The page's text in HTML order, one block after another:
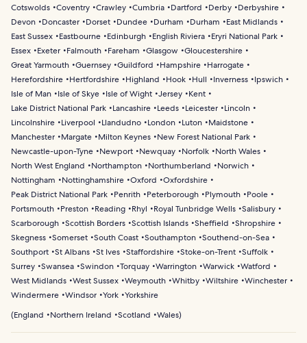
Cotswolds Coventry Crawley Cumbria Dartford Derby
Derbyshire
Devon
Doncaster Dorset Dundee Durham Durham
East Midlands
East Sussex
Eastbourne Edinburgh English Riviera
Eryri National Park
Essex
Exeter Falmouth Fareham Glasgow
Gloucestershire
Great Yarmouth Guernsey Guildford Hampshire
Harrogate
Herefordshire
Hertfordshire Highland Hook Hull Inverness
Ipswich
Isle of Man
Isle of Skye Isle of Wight Jersey
Kent
Lake District National Park
Lancashire Leeds Leicester
Lincoln
Lincolnshire
Liverpool Llandudno London Luton
Maidstone
Manchester
Margate Milton Keynes
New Forest National Park
Newcastle-upon-Tyne
Newport Newquay Norfolk
North Wales
North West England
Northampton Northumberland
Norwich
Nottingham
Nottinghamshire Oxford
Oxfordshire
Peak District National Park
Penrith Peterborough Plymouth
Poole
Portsmouth
Preston Reading Rhyl Royal Tunbridge Wells Salisbury
Scarborough Scottish Borders Scottish Islands Sheffield
Shropshire
Skegness Somerset South Coast Southampton Southend-on-Sea
Southport St Albans St Ives Staffordshire Stoke-on-Trent Suffolk
Surrey Swansea Swindon Torquay Warrington Warwick Watford
West Midlands West Sussex Weymouth Whitby Wiltshire Winchester
Windermere Windsor York Yorkshire
(England Northern Ireland Scotland Wales)